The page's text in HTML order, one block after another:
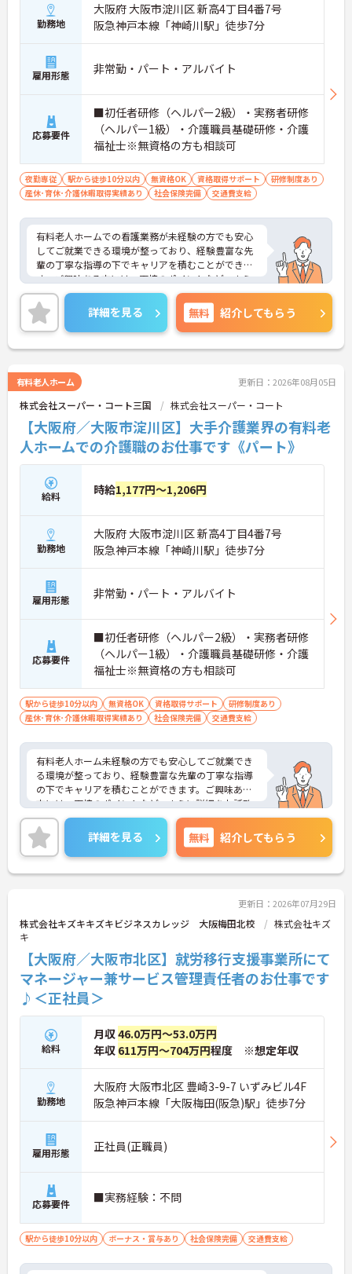
勤務地
大阪府 大阪市淀川区 新高4丁目4番7号
阪急神戸本線「神崎川駅」徒歩7分
雇用形態 非常勤・パート・アルバイト
応募要件
■初任者研修（ヘルパー2級）・実務者研修
（ヘルパー1級）・介護職員基礎研修・介護
福祉士※無資格の方も相談可
夜勤専従 駅から徒歩10分以内 無資格OK 資格取得サポート
研修制度あり
産休･育休･介護休暇取得実績あり
社会保険完備 交通費支給
有料老人ホームでの看護業務が未経験の方でも安心
してご就業できる環境が整っており、経験豊富な先
輩の丁寧な指導の下でキャリアを積むことができま
す。ご興味ある方には、面接のポイントなど、さら
に詳細をお話致しますのでお気軽にご相談くださ
い。
詳細を見る 無料 紹介してもらう
有料老人ホーム 更新日：2026年08月05日
株式会社スーパー・コート三国 株式会社スーパー・コート
【大阪府／大阪市淀川区】大手介護業界の有料老
人ホームでの介護職のお仕事です《パート》
給料 時給1,177円～1,206円
勤務地
大阪府 大阪市淀川区 新高4丁目4番7号
阪急神戸本線「神崎川駅」徒歩7分
雇用形態 非常勤・パート・アルバイト
応募要件
■初任者研修（ヘルパー2級）・実務者研修
（ヘルパー1級）・介護職員基礎研修・介護
福祉士※無資格の方も相談可
駅から徒歩10分以内 無資格OK 資格取得サポート
研修制度あり
産休･育休･介護休暇取得実績あり
社会保険完備 交通費支給
有料老人ホーム未経験の方でも安心してご就業でき
る環境が整っており、経験豊富な先輩の丁寧な指導
の下でキャリアを積むことができます。ご興味ある
方には、面接のポイントなど、さらに詳細をお話致
しますのでお気軽にご相談ください。
詳細を見る 無料 紹介してもらう
更新日：2026年07月29日
株式会社キズキキズキビジネスカレッジ 大阪梅田北校
株式会社キズ
キ
【大阪府／大阪市北区】就労移行支援事業所にて
マネージャー兼サービス管理責任者のお仕事です
♪＜正社員＞
給料
月収46.0万円～53.0万円
年収 611万円～704万円程度 ※想定年収
勤務地
大阪府 大阪市北区 豊崎3-9-7 いずみビル4F
阪急神戸本線「大阪梅田(阪急)駅」徒歩7分
雇用形態 正社員(正職員)
応募要件 ■実務経験：不問
駅から徒歩10分以内 ボーナス・賞与あり 社会保険完備 交通費支給